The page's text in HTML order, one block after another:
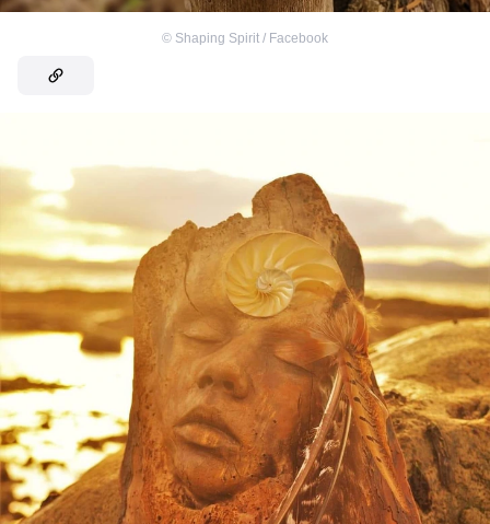
© Shaping Spirit / Facebook